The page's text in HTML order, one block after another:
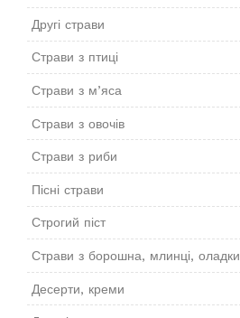
Другі страви
Страви з птиці
Страви з м’яса
Страви з овочів
Страви з риби
Пісні страви
Строгий піст
Страви з борошна, млинці, оладки
Десерти, креми